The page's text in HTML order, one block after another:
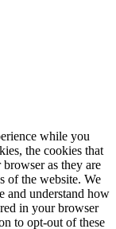
while you
the cookies that
browser as they are
of the website. We
and understand how
in your browser
to opt-out of these